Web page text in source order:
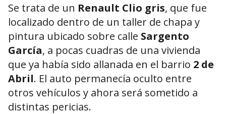
Se trata de un Renault Clio gris, que fue
localizado dentro de un taller de chapa y
pintura ubicado sobre calle Sargento
García, a pocas cuadras de una vivienda
que ya había sido allanada en el barrio 2 de
Abril. El auto permanecía oculto entre
otros vehículos y ahora será sometido a
distintas pericias.